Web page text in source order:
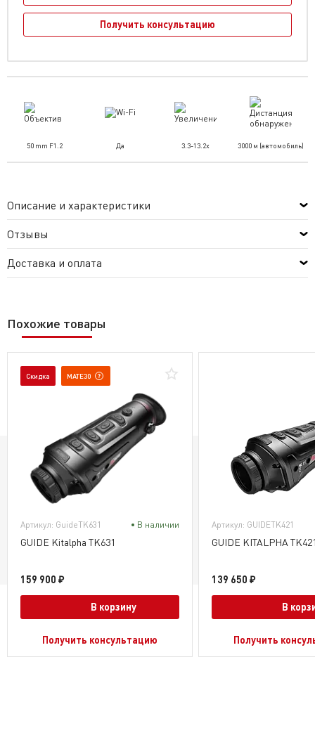
Описание и характеристики
Отзывы
Доставка и оплата
Получить консультацию
50 mm F1.2 Да 3.3-13.2x 3000 м (автомобиль)
Похожие товары
Скидка MATE30
Артикул: GuideTK631 В наличии
GUIDE Kitalpha TK631
159 900 ₽
В корзину
Получить консультацию
Артикул: GUIDETK421
GUIDE KITALPHA
139 650 ₽
В
Получить